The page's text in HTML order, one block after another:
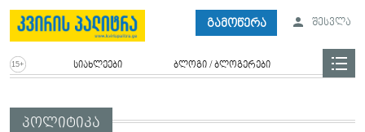
გამოწერა შესვლა
სიახლეები ბლოგი / ბლოგერები
პოლიტიკა